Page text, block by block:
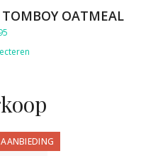
OATMEAL
AANBIEDING
IN